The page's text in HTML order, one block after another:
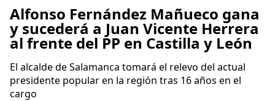
Alfonso Fernández Mañueco gana
y sucederá a Juan Vicente Herrera
al frente del PP en Castilla y León
El alcalde de Salamanca tomará el relevo del actual
presidente popular en la región tras 16 años en el
cargo